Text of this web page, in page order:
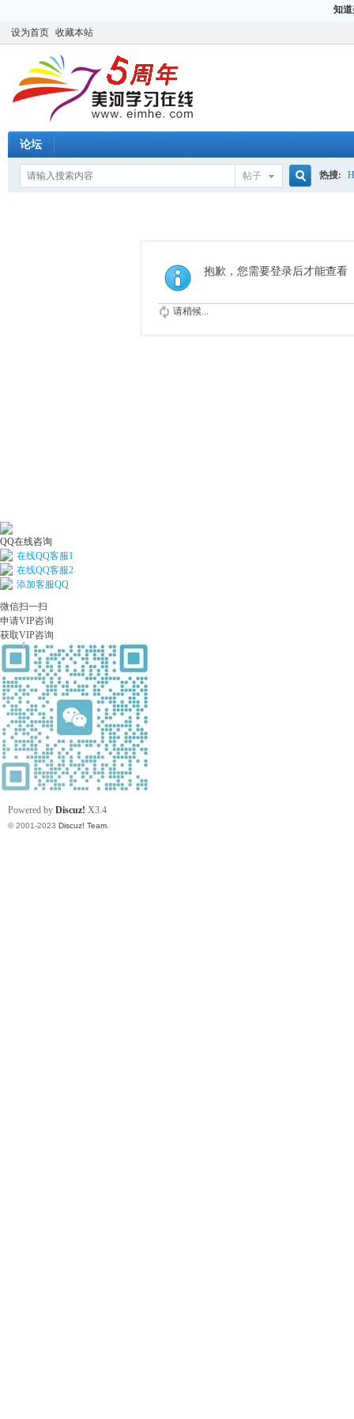
知
设为首页 收藏本站
论坛
帖子
索
热搜:
抱歉，您需要登录后才能查看
请稍候...
QQ在线咨询
在线QQ客服1
在线QQ客服2
添加客服QQ
微信扫一扫
申请VIP咨询
获取VIP咨询
Powered by Discuz! X3.4
© 2001-2023 Discuz! Team